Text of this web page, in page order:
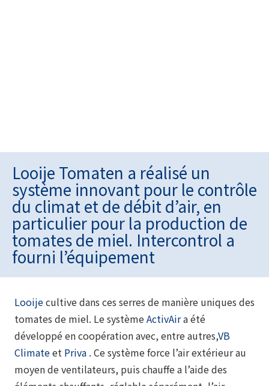
Looije Tomaten a réalisé un
système innovant pour le contrôle
du climat et de débit d’air, en
particulier pour la production de
tomates de miel. Intercontrol a
fourni l’équipement
Looijecultive dans ces serres de manière uniques des
tomates de miel. Le systèmeActivAira été
développé en coopération avec, entre autres,VB
Climateet Priva . Ce système force l’air extérieur au
moyen de ventilateurs, puis chauffe a l’aide des